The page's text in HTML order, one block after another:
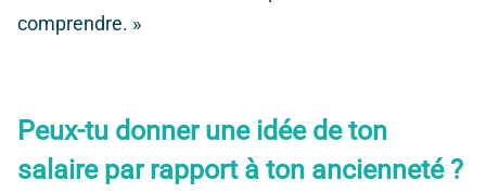
comprendre. »
Peux-tu donner une idée de ton
salaire par rapport à ton ancienneté ?